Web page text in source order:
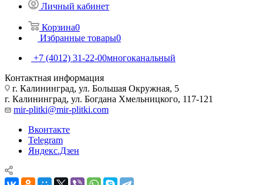
Личный кабинет
Корзина0
Избранные товары0
+7 (4012) 31-22-00многоканальный
Контактная информация
г. Калининград, ул. Большая Окружная, 5
г. Калининград, ул. Богдана Хмельницкого, 117-121
mir-plitki@mir-plitki.com
Вконтакте
Telegram
Яндекс.Дзен